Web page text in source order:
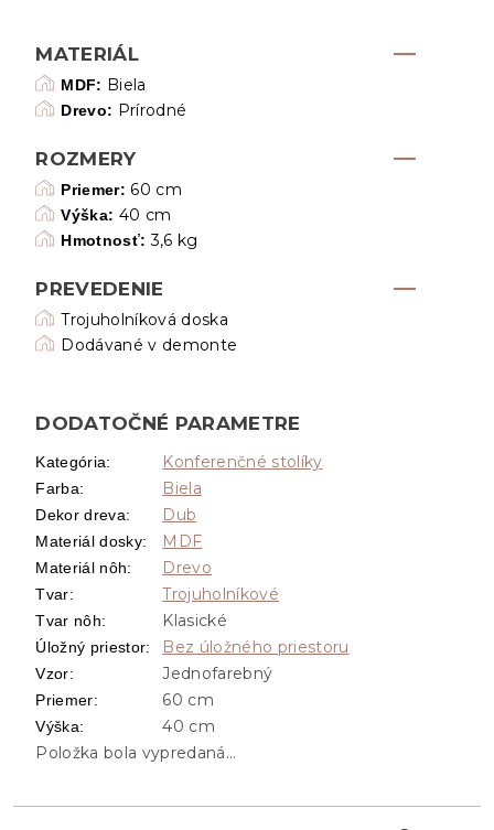
MATERIÁL
MDF: Biela
Drevo: Prírodné
ROZMERY
Priemer: 60 cm
Výška: 40 cm
Hmotnosť: 3,6 kg
PREVEDENIE
Trojuholníková doska
Dodávané v demonte
DODATOČNÉ PARAMETRE
Kategória: Konferenčné stolíky
Farba: Biela
Dekor dreva: Dub
Materiál dosky: MDF
Materiál nôh: Drevo
Tvar: Trojuholníkové
Tvar nôh: Klasické
Úložný priestor: Bez úložného priestoru
Vzor: Jednofarebný
Priemer: 60 cm
Výška:
40 cm
Položka bola vypredaná…